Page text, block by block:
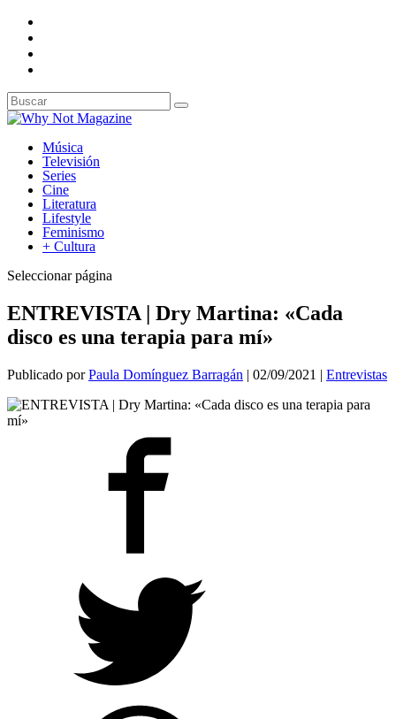
Música
Televisión
Series
Cine
Literatura
Lifestyle
Feminismo
+ Cultura
Seleccionar página
ENTREVISTA | Dry Martina: «Cada
disco es una terapia para mí»
Publicado porPaula Domínguez Barragán | 02/09/2021 | Entrevistas